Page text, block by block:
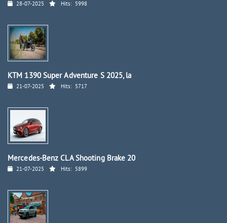
28-07-2025 Hits: 5998
KTM 1390 Super Adventure S 2025, la
21-07-2025 Hits: 5717
Mercedes-Benz CLA Shooting Brake 20
21-07-2025 Hits: 5899